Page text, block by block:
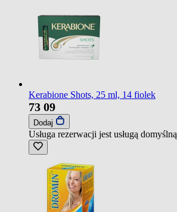
Kerabione Shots, 25 ml, 14 fiolek
73 09
Dodaj
Usługa rezerwacji jest usługą domyślną